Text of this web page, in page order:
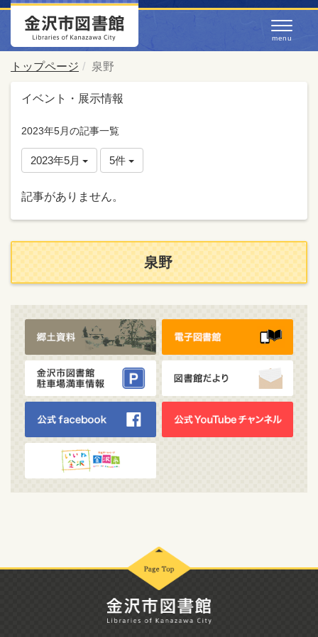
トップページ 泉野
イベント・展示情報
2023年5月の記事一覧
2023年5月 5件
記事がありません。
泉野